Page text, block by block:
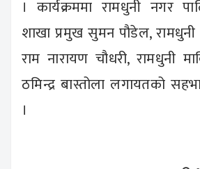
। कार्यक्रममा रामधुनी नगर
शाखा प्रमुख सुमन पौडेल,
राम नारायण चौधरी, रामधुनी
ठमिन्द्र बास्तोला लगायतको
।